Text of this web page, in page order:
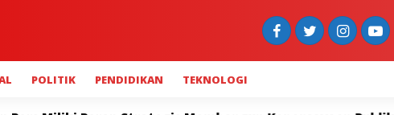
POLITIK PENDIDIKAN TEKNOLOGI